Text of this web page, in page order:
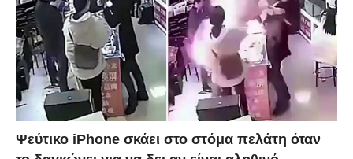
Ψεύτικο iPhone σκάει στο στόμα πελάτη όταν